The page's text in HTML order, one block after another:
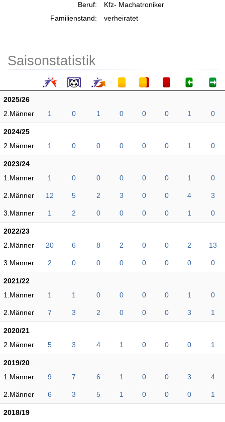
Beruf:
Kfz- Machatroniker
Familienstand:
verheiratet
Saisonstatistik
2025/26
2.Männer
1 0 1 0 0 0 1 0
2024/25
2.Männer
1 0 0 0 0 0 1 0
2023/24
1.Männer
1 0 0 0 0 0 1 0
2.Männer 12 5 2 3 0 0 4 3
3.Männer 1 2 0 0 0 0 1 0
2022/23
2.Männer
20 6 8 2 0 0 2 13
3.Männer 2 0 0 0 0 0 0 0
2021/22
1.Männer
1 1 0 0 0 0 1 0
2.Männer 7 3 2 0 0 0 3 1
2020/21
2.Männer
5 3 4 1 0 0 0 1
2019/20
1.Männer
9 7 6 1 0 0 3 4
2.Männer 6 3 5 1 0 0 0 1
2018/19